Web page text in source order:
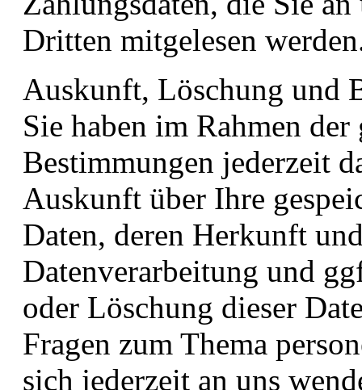
Dritten mitgelesen
Auskunft, Löschung und
Sie haben im Rahmen
Bestimmungen jederzeit
Auskunft über Ihre
Daten, deren Herkunft
Datenverarbeitung und
oder Löschung dieser
Fragen zum Thema
sich jederzeit an uns